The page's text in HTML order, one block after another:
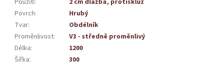
Povrch:
Hrubý
Tvar:
Obdélník
Proměnlivost:
V3 - středně proměnlivý
Délka:
1200
Šířka:
300